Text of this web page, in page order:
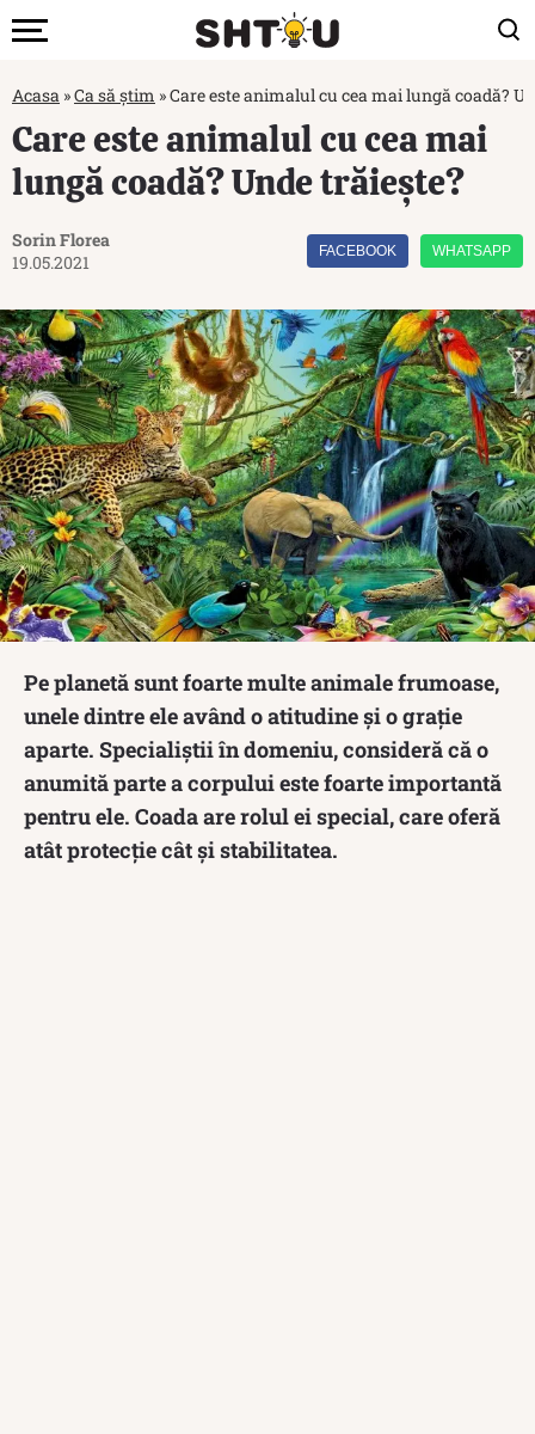
Acasa »Ca să știm »Care este animalul cu cea mai lungă coadă?
Care este animalul cu cea mai
lungă coadă? Unde trăiește?
Sorin Florea
19.05.2021
FACEBOOK WHATSAPP
Pe planetă sunt foarte multe animale frumoase,
unele dintre ele având o atitudine și o grație
aparte. Specialiștii în domeniu, consideră că o
anumită parte a corpului este foarte importantă
pentru ele. Coada are rolul ei special, care oferă
atât protecție cât și stabilitatea.